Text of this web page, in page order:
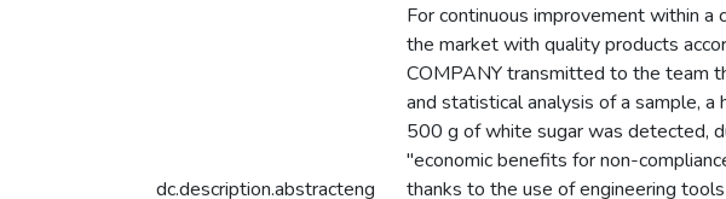
dc.description.abstracteng
For continuous improvement within
the market with quality products
COMPANY transmitted to the team
and statistical analysis of a sample,
500 g of white sugar was detected,
"economic benefits for non-
thanks to the use of engineering